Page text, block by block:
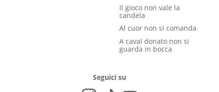
Il gioco non vale la
candela
Al cuor non si comanda
A caval donato non si
guarda in bocca
Seguici su